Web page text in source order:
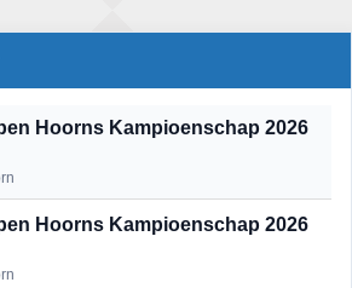
Hoorns Kampioenschap 2026
Hoorns Kampioenschap 2026